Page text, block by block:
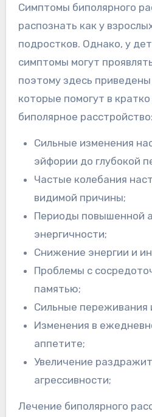
Симптомы биполярного
распознать как у
подростков. Однако, у
симптомы могут
поэтому здесь
которые помогут в
биполярное расстройство:
Сильные изменения
эйфории до глубокой
Частые колебания
видимой причины;
Периоды повышенной
энергичности;
Снижение энергии и
Проблемы с
памятью;
Сильные переживания
Изменения в
аппетите;
Увеличение
агрессивности;
Лечение биполярного